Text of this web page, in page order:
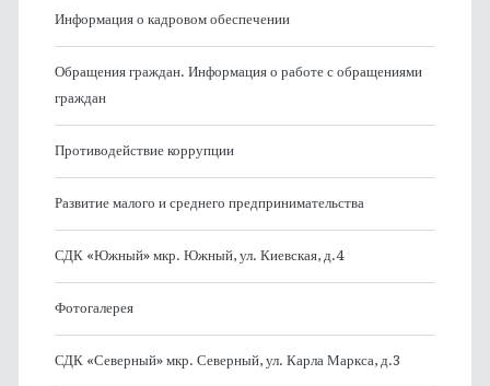
Информация о кадровом обеспечении
Обращения граждан. Информация о работе с обращениями
граждан
Противодействие коррупции
Развитие малого и среднего предпринимательства
СДК «Южный» мкр. Южный, ул. Киевская, д.4
Фотогалерея
СДК «Северный» мкр. Северный, ул. Карла Маркса, д.3